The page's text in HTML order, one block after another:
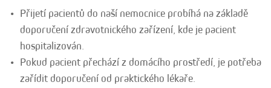
Přijetí pacientů do naší nemocnice probíhá na základě
doporučení zdravotnického zařízení, kde je pacient
hospitalizován.
Pokud pacient přechází z domácího prostředí, je potřeba
zařídit doporučení od praktického lékaře.